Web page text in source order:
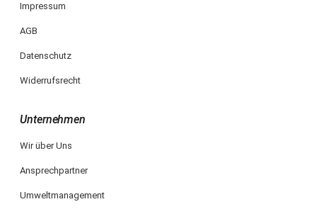
Impressum
AGB
Datenschutz
Widerrufsrecht
Unternehmen
Wir über Uns
Ansprechpartner
Umweltmanagement